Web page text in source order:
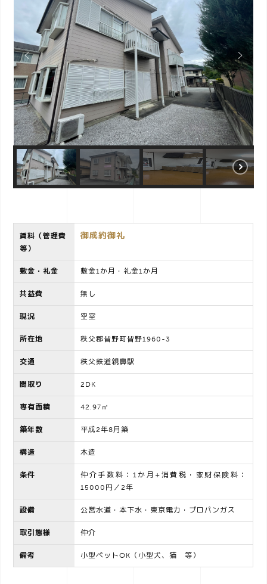
i
o
n
賃料（管理費
等）
御成約御礼
敷金・礼金 敷金1か月・礼金1か月
共益費 無し
現況 空室
所在地 秩父郡皆野町皆野1960-3
交通 秩父鉄道親鼻駅
間取り 2DK
専有面積 42.97㎡
築年数 平成2年8月築
構造 木造
条件
仲介手数料：1か月+消費税・家財保険料：
15000円／2年
設備 公営水道・本下水・東京電力・プロパンガス
取引態様 仲介
備考 小型ペットOK（小型犬、猫 等）